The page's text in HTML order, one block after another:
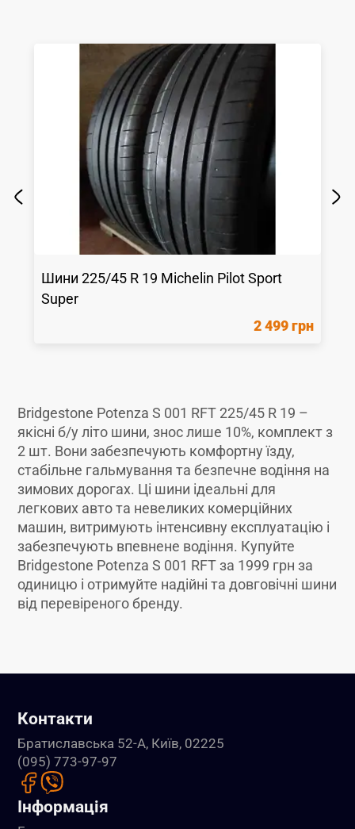
Шини225/45 R 19 Michelin Pilot Sport
Super
2 499 грн
Bridgestone Potenza S 001 RFT 225/45 R 19 –
якісні б/у літо шини, знос лише 10%, комплект з
2 шт. Вони забезпечують комфортну їзду,
стабільне гальмування та безпечне водіння на
зимових дорогах. Ці шини ідеальні для
легкових авто та невеликих комерційних
машин, витримують інтенсивну експлуатацію і
забезпечують впевнене водіння. Купуйте
Bridgestone Potenza S 001 RFT за 1999 грн за
одиницю і отримуйте надійні та довговічні шини
від перевіреного бренду.
Контакти
Братиславська 52-А, Київ, 02225
(095) 773-97-97
Інформація